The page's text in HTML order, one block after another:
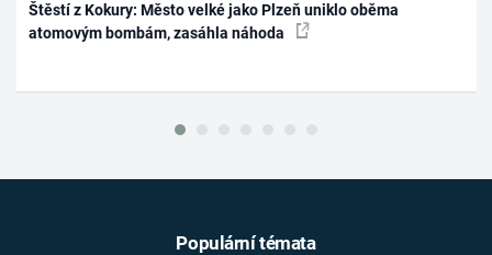
Štěstí z Kokury: Město velké jako Plzeň uniklo oběma
atomovým bombám, zasáhla náhoda
Populární témata